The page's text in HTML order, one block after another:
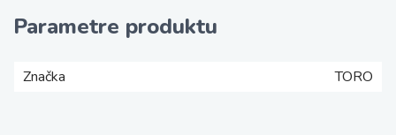
Parametre produktu
Značka TORO